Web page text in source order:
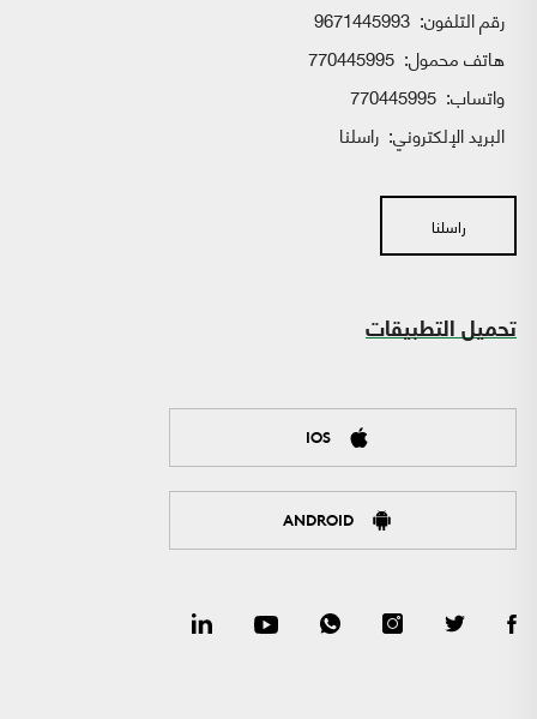
رقم التلفون: 9671445993
هاتف محمول: 770445995
واتساب:
البريد الإلكتروني: راسلنا
راسلنا
تحميل التطبيقات
IOS
ANDROID